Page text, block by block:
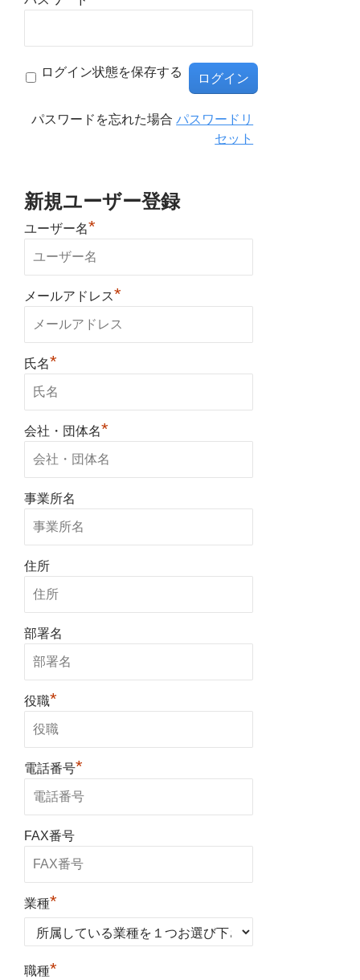
ログイン状態を保存する
パスワードを忘れた場合パスワードリ
セット
新規ユーザー登録
ユーザー名*
メールアドレス*
氏名*
会社・団体名*
事業所名
住所
部署名
役職*
電話番号*
FAX番号
業種*
職種*